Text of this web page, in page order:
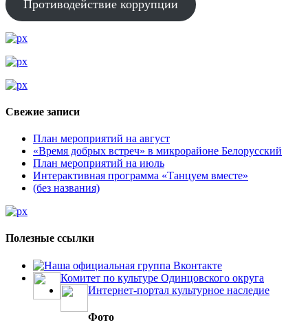
Противодействие коррупции
Свежие записи
План мероприятий на август
«Время добрых встреч» в микрорайоне Белорусский
План мероприятий на июль
Интерактивная программа «Танцуем вместе»
(без названия)
Полезные ссылки
Наша официальная группа Вконтакте
Комитет по культуре Одинцовского округа
Интернет-портал культурное наследие
Фото